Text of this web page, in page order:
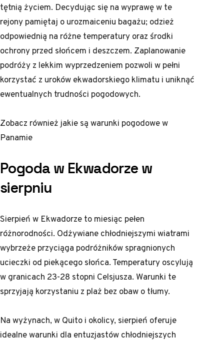
tętnią życiem. Decydując się na wyprawę w te
rejony pamiętaj o urozmaiceniu bagażu; odzież
odpowiednią na różne temperatury oraz środki
ochrony przed słońcem i deszczem. Zaplanowanie
podróży z lekkim wyprzedzeniem pozwoli w pełni
korzystać z uroków ekwadorskiego klimatu i uniknąć
ewentualnych trudności pogodowych.
Zobacz również jakie są warunki pogodowe w
Panamie
Pogoda w Ekwadorze w
sierpniu
Sierpień w Ekwadorze to miesiąc pełen
różnorodności. Odżywiane chłodniejszymi wiatrami
wybrzeże przyciąga podróżników spragnionych
ucieczki od piekącego słońca. Temperatury oscylują
w granicach 23-28 stopni Celsjusza. Warunki te
sprzyjają korzystaniu z plaż bez obaw o tłumy.
Na wyżynach, w Quito i okolicy, sierpień oferuje
idealne warunki dla entuzjastów chłodniejszych